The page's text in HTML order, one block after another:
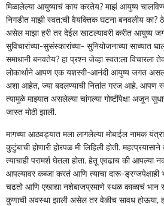
मिळालेल्या आयुष्याचं काय करतेय? माझं आयुष्य
निगडीत माझी स्वत:ची वैयक्तिक घटना बनवलीय का?
असेल माझा हरी तर देईल खाटल्यावरी करीत आयुष्य
सुविचारांच्या-सुसंस्कारांच्या- सुनियोजनाच्या
समाधानी बनवतेय? हा प्रश्‍न जेव्हा स्वत:ला विचारला
लोकार्थाने आपण एक यशस्वी-आनंदी आयुष्य जगत असलो
अशा आहेत, ज्या बदलण्याची नितांत गरज आहे. आपण
त्यामुळे माझ्यात असलेल्या चांगल्या गोष्टींपेक्षा अजून
जास्त मोठी झाली.
मागच्या आठवड्यात मला लागलेल्या मोबाईल नामक
कुटुंबाची होणारी होरपळ मी लिहिली होती.
त्याचाही परामर्श घेतला होता. हेतू एवढाच की
आपल्यावर कब्जा करतं आणि त्याचा दारू-
चढतो आणि एखाद्या नशेबाजप्रमाणे स्थळ काळाचं भान
कुणाची अवस्था झाली असेल तर वेळीच सावध होऊया,